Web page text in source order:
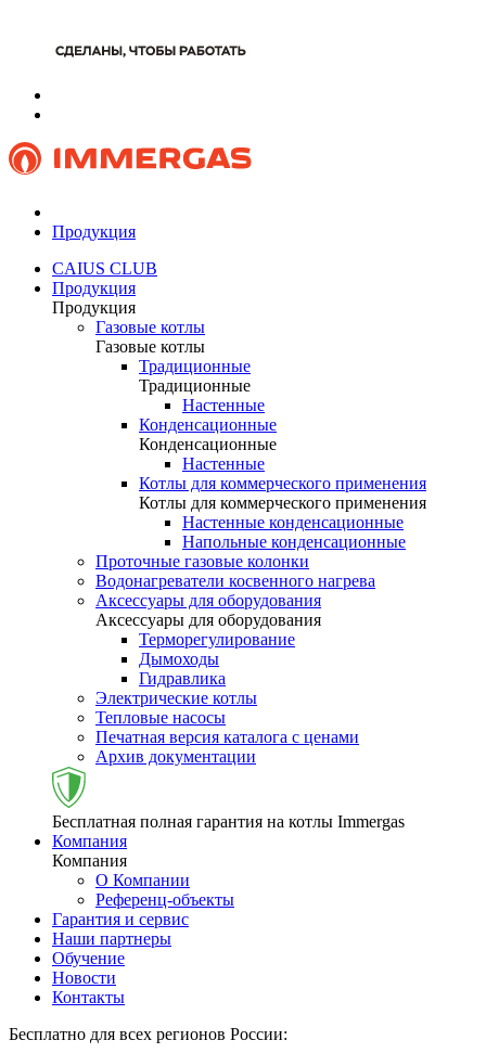
Продукция
CAIUS CLUB
Продукция
Продукция
Газовые котлы
Газовые котлы
Традиционные
Традиционные
Настенные
Конденсационные
Конденсационные
Настенные
Котлы для коммерческого применения
Котлы для коммерческого применения
Настенные конденсационные
Напольные конденсационные
Проточные газовые колонки
Водонагреватели косвенного нагрева
Аксессуары для оборудования
Аксессуары для оборудования
Терморегулирование
Дымоходы
Гидравлика
Электрические котлы
Тепловые насосы
Печатная версия каталога с ценами
Архив документации
Бесплатная полная гарантия на котлы Immergas
Компания
Компания
О Компании
Референц-объекты
Гарантия и сервис
Наши партнеры
Обучение
Новости
Контакты
Бесплатно для всех регионов России: